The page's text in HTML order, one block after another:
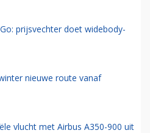
prijsvechter doet widebody-
nieuwe route vanaf
vlucht met Airbus A350-900 uit